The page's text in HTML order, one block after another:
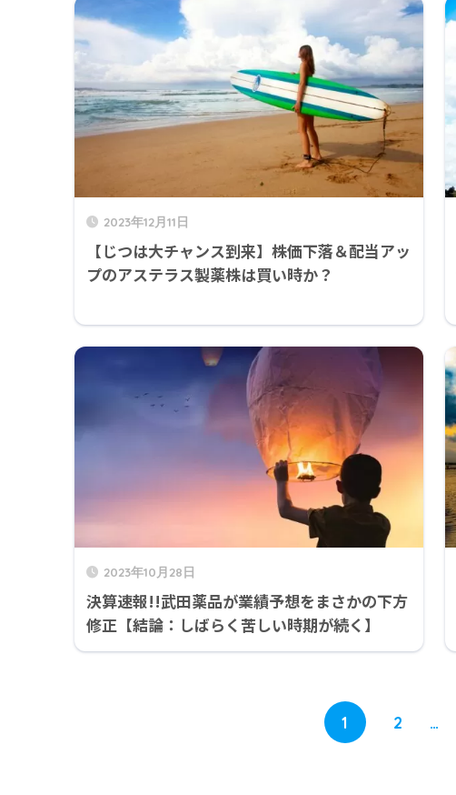
2023年12月11日
【じつは大チャンス到来】株価下落＆配当アッ
プのアステラス製薬株は買い時か？
2023年10月28日
決算速報!!武田薬品が業績予想をまさかの下方
修正【結論：しばらく苦しい時期が続く】
1 2 …